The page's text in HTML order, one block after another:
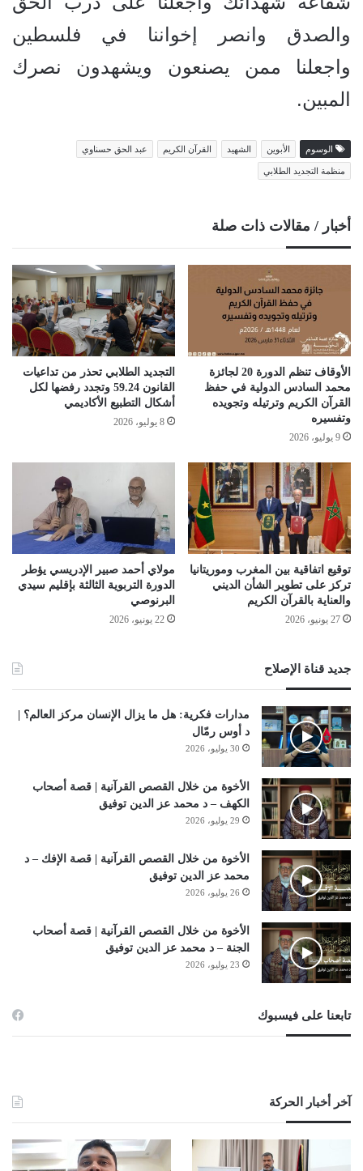
والصدق وانصر إخواننا في فلسطين
واجعلنا ممن يصنعون ويشهدون نصرك
المبين.
الوسوم الأبوين الشهيد القرآن الكريم عبد الحق حسناوي
منظمة التجديد الطلابي
أخبار / مقالات ذات صلة
الأوقاف تنظم الدورة 20 لجائزة
محمد السادس الدولية في حفظ
القرآن الكريم وترتيله وتجويده
وتفسيره
9 يوليو، 2026
التجديد الطلابي تحذر من تداعيات
القانون 59.24 وتجدد رفضها لكل
أشكال التطبيع الأكاديمي
8 يوليو، 2026
توقيع اتفاقية بين المغرب وموريتانيا
تركز على تطوير الشأن الديني
والعناية بالقرآن الكريم
27 يونيو، 2026
مولاي أحمد صبير الإدريسي يؤطر
الدورة التربوية الثالثة بإقليم سيدي
البرنوصي
22 يونيو، 2026
جديد قناة الإصلاح
مدارات فكرية: هل ما يزال الإنسان مركز العالم؟ |
د أوس رمّال
30 يوليو، 2026
الأخوة من خلال القصص القرآنية | قصة أصحاب
الكهف – د محمد عز الدين توفيق
29 يوليو، 2026
الأخوة من خلال القصص القرآنية | قصة الإفك – د
محمد عز الدين توفيق
26 يوليو، 2026
الأخوة من خلال القصص القرآنية | قصة أصحاب
الجنة – د محمد عز الدين توفيق
23 يوليو، 2026
تابعنا على فيسبوك
آخر أخبار الحركة